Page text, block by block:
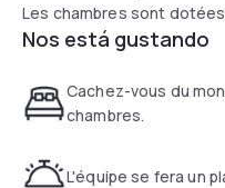
Les chambres sont
écran plat, d'un lit, d'une
Moulin Rouge, de la
l’Opéra Garnier,
Nos está gustando
Cachez-vous du
chambres.
L'équipe se fera un